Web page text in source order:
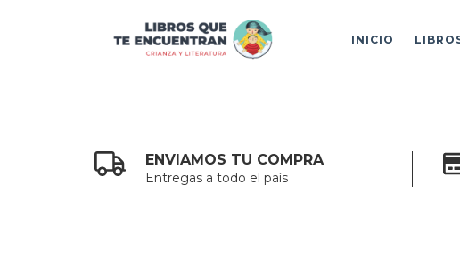
INICIO
ENVIAMOS TU COMPRA
Entregas a todo el país